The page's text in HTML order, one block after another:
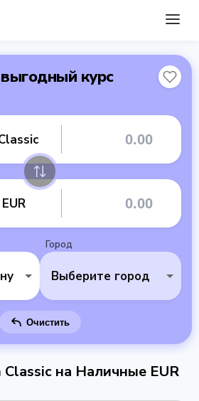
курс
Город
Выберите город
Очистить
на Наличные EUR